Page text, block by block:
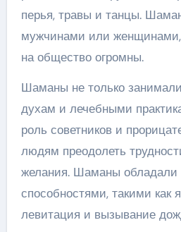
перья, травы и танцы.
мужчинами или
на общество огромны.
Шаманы не только
духам и лечебными
роль советников и
людям преодолеть
желания. Шаманы
способностями, такими как
левитация и вызывание